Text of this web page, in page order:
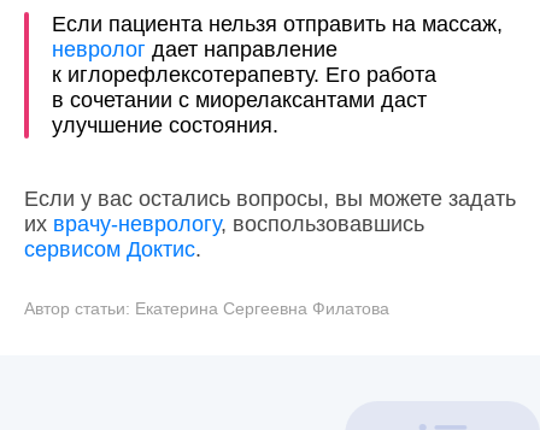
Если пациента нельзя отправить на массаж,
невролог дает направление
к иглорефлексотерапевту. Его работа
в сочетании с миорелаксантами даст
улучшение состояния.
Если у вас остались вопросы, вы можете задать
их врачу-неврологу, воспользовавшись
сервисом Доктис.
Автор статьи: Екатерина Сергеевна Филатова